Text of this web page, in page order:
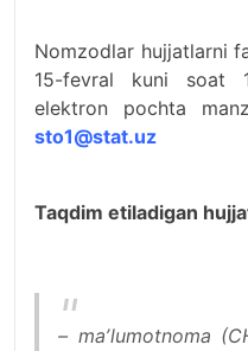
Nomzodlar hujjatlarni
15-fevral kuni soat
elektron pochta
sto1@stat.uz
Taqdim etiladigan
– maʼlumotnoma